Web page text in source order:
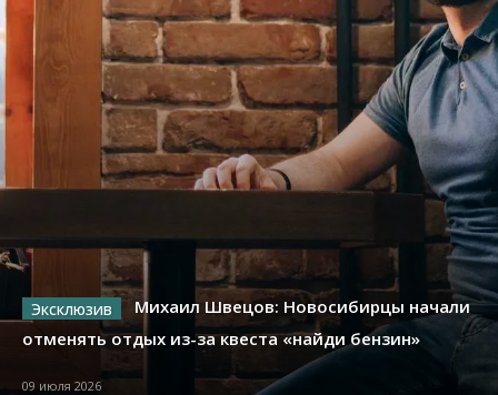
Михаил Швецов: Новосибирцы начали
отменять отдых из-за квеста «найди бензин»
09 июля 2026